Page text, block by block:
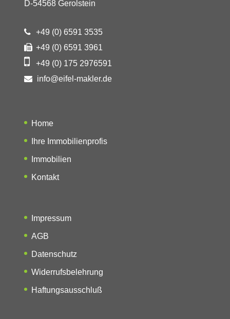
D-54568 Gerolstein
+49 (0) 6591 3535
+49 (0) 6591 3961
+49 (0) 175 2976591
info@eifel-makler.de
Home
Ihre Immobilienprofis
Immobilien
Kontakt
Impressum
AGB
Datenschutz
Widerrufsbelehrung
Haftungsausschluß